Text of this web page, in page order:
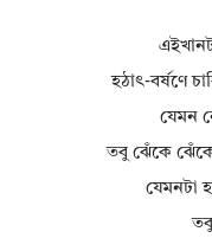
হঠাৎ‐বর্ষণে
যেমন
তবু ঝেঁকে
যেমনটা